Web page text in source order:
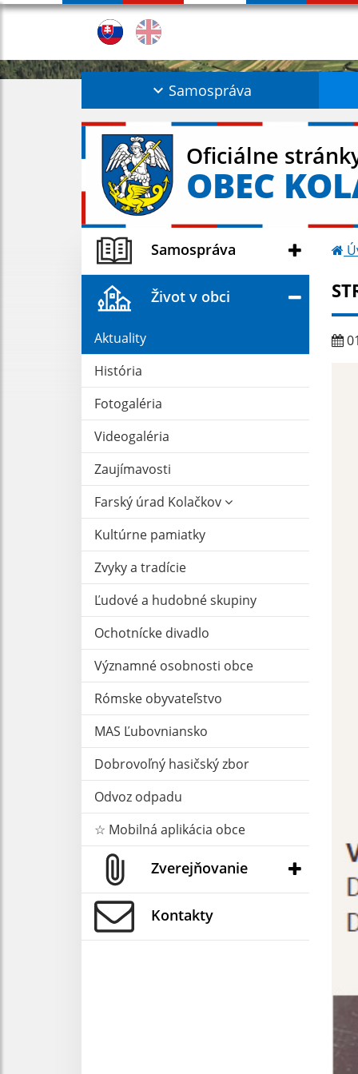
Samospráva
Oficiálne
OBEC
Samospráva
Život v obci
Aktuality
História
Fotogaléria
Videogaléria
Zaujímavosti
Farský úrad Kolačkov
Kultúrne pamiatky
Zvyky a tradície
Ľudové a hudobné skupiny
Ochotnícke divadlo
Významné osobnosti obce
Rómske obyvateľstvo
MAS Ľubovniansko
Dobrovoľný hasičský zbor
Odvoz odpadu
☆ Mobilná aplikácia obce
Zverejňovanie
Kontakty